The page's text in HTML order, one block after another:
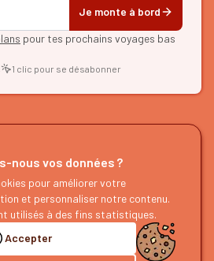
Je monte à bord
pour tes prochains voyages bas
1 clic pour se désabonner
EXPLORER
Recherche d'itinéraires
Nos guides
Notre blog
Notre podcast
Accepter
nous vos données ?
pour améliorer votre
et personnaliser notre contenu.
utilisés à des fins statistiques.